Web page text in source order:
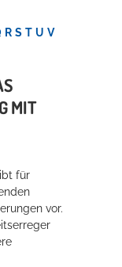
R S T U V
MIT
für
vor.